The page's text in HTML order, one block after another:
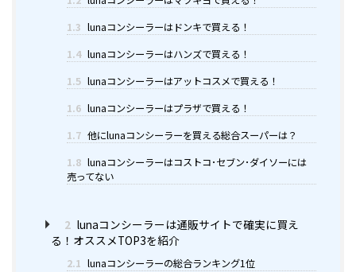
1.3 lunaコンシーラーはドンキで買える！
1.4 lunaコンシーラーはハンズで買える！
1.5 lunaコンシーラーはアットコスメで買える！
1.6 lunaコンシーラーはプラザで買える！
1.7 他にlunaコンシーラーを買える総合スーパーは？
1.8 lunaコンシーラーはコストコ･セブン･ダイソーには
売ってない
2 lunaコンシーラーは通販サイトで確実に買え
る！オススメTOP3を紹介
2.1 lunaコンシーラーの総合ランキング1位